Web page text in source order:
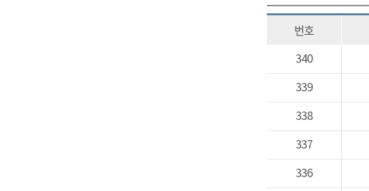
번호
340
339
338
337
336